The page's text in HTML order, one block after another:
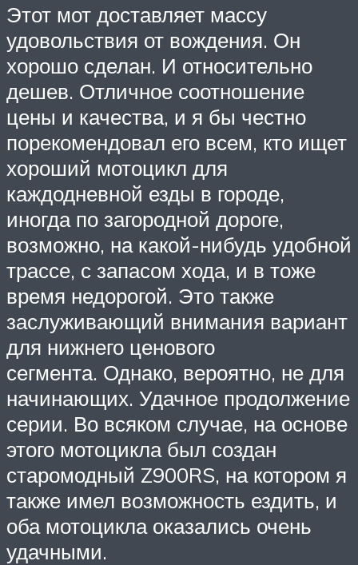
Этот мот доставляет массу
удовольствия от вождения. Он
хорошо сделан. И относительно
дешев. Отличное соотношение
цены и качества, и я бы честно
порекомендовал его всем, кто ищет
хороший мотоцикл для
каждодневной езды в городе,
иногда по загородной дороге,
возможно, на какой-нибудь удобной
трассе, с запасом хода, и в тоже
время недорогой. Это также
заслуживающий внимания вариант
для нижнего ценового
сегмента. Однако, вероятно, не для
начинающих. Удачное продолжение
серии. Во всяком случае, на основе
этого мотоцикла был создан
старомодный Z900RS, на котором я
также имел возможность ездить, и
оба мотоцикла оказались очень
удачными.